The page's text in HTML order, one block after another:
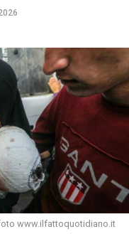
www.ilfattoquotidiano.it